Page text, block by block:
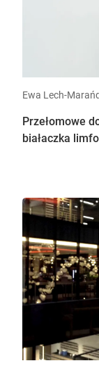
Ewa Lech-
Przełomowe
białaczka